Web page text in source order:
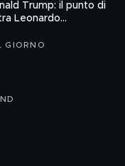
Trump: il punto di
Leonardo
GIORNO